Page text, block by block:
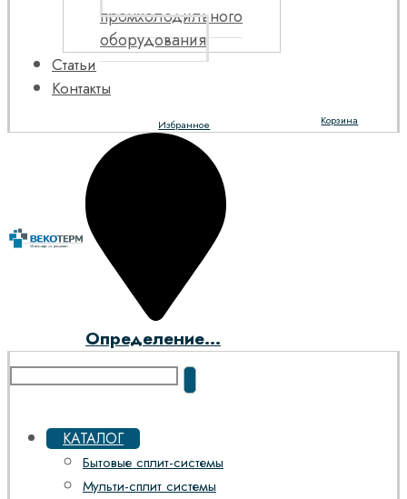
промхолодильного
оборудования
Статьи
Контакты
Корзина
Избранное
Определение...
КАТАЛОГ
Бытовые сплит-системы
Мульти-сплит системы